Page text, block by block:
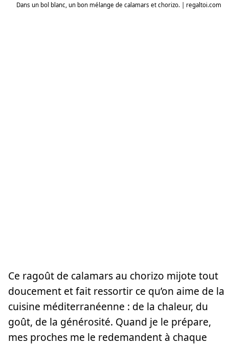
Dans un bol blanc, un bon mélange de calamars et chorizo. | regaltoi.com
Ce ragoût de calamars au chorizo mijote tout
doucement et fait ressortir ce qu’on aime de la
cuisine méditerranéenne : de la chaleur, du
goût, de la générosité. Quand je le prépare,
mes proches me le redemandent à chaque